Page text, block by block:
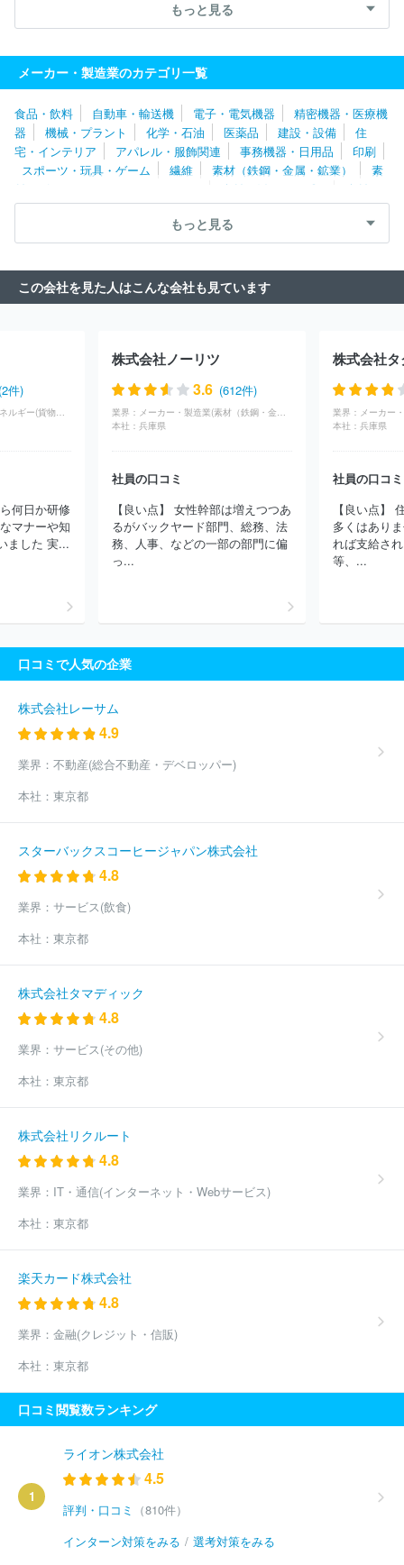
近藤総業株式会社
株式会社アーレス
ティ
所
株式会社青山製作所 株式会社中山製鋼所
ツキオカフィルム
製薬株式会社
テック・ワーク株式会社
金属工業株式会社
株式会社ＰＩＬＬＡＲ リンナイ株式会社
兼
房株式会社
大洋製器工業株式会社 大同特殊鋼株式会社
株式会
社ロブテックス
小松ウオール工業株式会社 株式会社パロマ
愛
知製鋼株式会社
メークス株式会社 日本原燃株式会社
株式会社
日本冶金工業株式会社
ＥＸ
不二サッシ株式会社 株式会社ＵＡＣＪ
富士電工株式会
社
日栄インテック株式会社 三和シヤッター工業株式会社
ラサイエンス株式会社
大日製罐株式会社
日本高周波鋼業株式会
コスモ工機株式会社 文化シヤッター株式会社
三菱製鋼株式
会社
ＮＯＫ株式会社 三菱電線工業株式会社
古河電気工業株式
会社
株式会社ＳＵＭＣＯ
王子製鉄株式会社
三菱マテリアル株式会社
原子燃料工業株式会
東邦チタニウム株式会社
株式会社コロナ
株式会社フジクラ
ほか(3820件)
もっと見る
メーカー・製造業のカテゴリ一覧
食品・飲料 自動車・輸送機 電子・電気機器
精密機器・医療機
器
機械・プラント 化学・石油 医薬品 建設・設備
住
宅・インテリア
アパレル・服飾関連 事務機器・日用品
印刷
スポーツ・玩具・ゲーム
繊維 素材（鉄鋼・金属・鉱業）
素
材（ゴム・ガラス・セラミックス）
素材（紙・パルプ）
素材
（その他）
農林・水産 たばこ・飼料 その他
もっと見る
この会社を見た人はこんな会社も見ています
件)
インフラ・物流・エネルギー(貨物（陸運）)
何日か研修
マナーや知
ました 実...
株式会社ノーリツ
3.6 (612件)
業界：
メーカー・製造業(素材（鉄鋼・金属・鉱業）)
本社： 兵庫県
社員の口コミ
【良い点】 女性幹部は増えつつあ
るがバックヤード部門、総務、法
務、人事、などの一部の部門に偏
っ...
株式会社
業界： メーカー
本社： 兵庫県
社員の口コミ
【良い点】
多くはあり
れば支給さ
等、...
口コミで人気の企業
株式会社レーサム
4.9
業界： 不動産(総合不動産・デベロッパー)
本社： 東京都
スターバックスコーヒージャパン株式会社
4.8
業界： サービス(飲食)
本社： 東京都
株式会社タマディック
4.8
業界： サービス(その他)
本社： 東京都
株式会社リクルート
4.8
業界： IT・通信(インターネット・Webサービス)
本社： 東京都
楽天カード株式会社
4.8
業界： 金融(クレジット・信販)
本社： 東京都
口コミ閲覧数ランキング
1
ライオン株式会社
4.5
評判・口コミ
（810件）
インターン対策をみる / 選考対策をみる